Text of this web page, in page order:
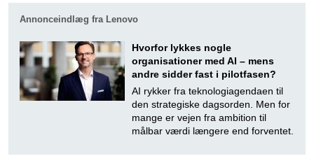
Annonceindlæg fra Lenovo
Hvorfor lykkes nogle
organisationer med AI – mens
andre sidder fast i pilotfasen?
AI rykker fra teknologiagendaen til
den strategiske dagsorden. Men for
mange er vejen fra ambition til
målbar værdi længere end forventet.